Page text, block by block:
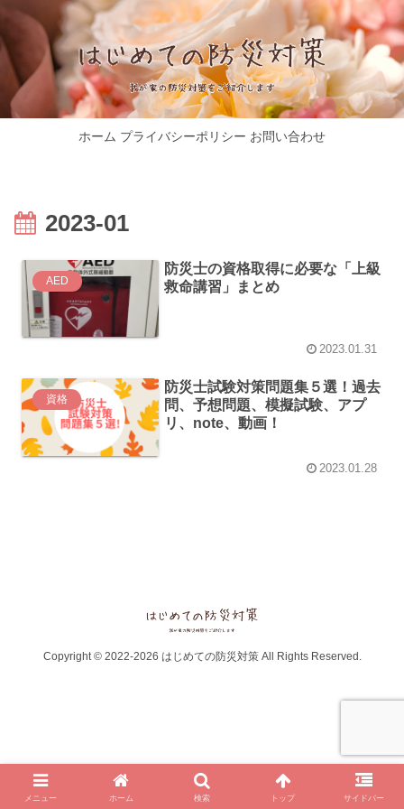
ホーム プライバシーポリシー お問い合わせ
2023-01
AED
防災士の資格取得に必要な「上級
救命講習」まとめ
2023.01.31
資格
防災士試験対策問題集５選！過去
問、予想問題、模擬試験、アプ
リ、note、動画！
2023.01.28
Copyright © 2022-2026 はじめての防災対策 All Rights Reserved.
メニュー ホーム 検索 トップ サイドバー